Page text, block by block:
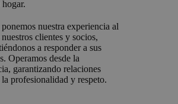
nuestra experiencia al
clientes y socios,
a responder a sus
Operamos desde la
garantizando relaciones
la profesionalidad y respeto.